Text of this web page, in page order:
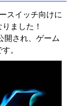
スイッチ向けに
ました！
開され、ゲーム
。